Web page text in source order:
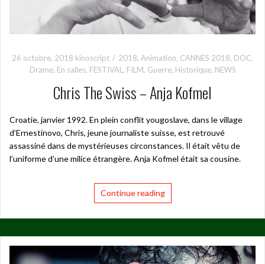
26 octobre, 2018 kinoscript 2018, Animation, CANNES 2018, DOC,
Drame, En salles, FESTIVAL , FILM, Guerre, Historique, NEWS
Chris The Swiss – Anja Kofmel
Croatie, janvier 1992. En plein conflit yougoslave, dans le village
d’Ernestinovo, Chris, jeune journaliste suisse, est retrouvé
assassiné dans de mystérieuses circonstances. Il était vêtu de
l’uniforme d’une milice étrangère. Anja Kofmel était sa cousine.
Continue reading